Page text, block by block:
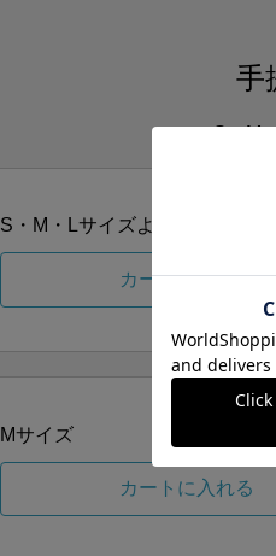
手
S・M
S・M・Lサイズより当店にお任
カートに入れる
Mサイズ
カートに入れる